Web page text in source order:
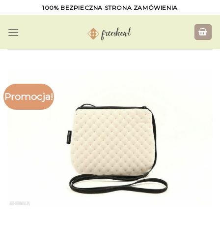
to
content
100% BEZPIECZNA STRONA ZAMÓWIENIA
Promocja!